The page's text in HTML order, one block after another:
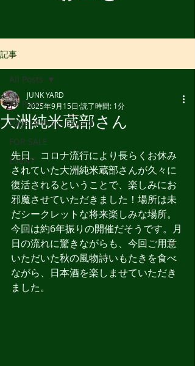
記事
All Posts
Days of the Junkyard
FOR SALE
EVENT
All Posts
大洲純米蔵部さん
JUNK YARD
2025年9月15日 読了時間: 1分
先日、コロナ流行により長らくお休み
されていた大洲純米蔵部さんが久々に
復活されるということで、楽しみにお
邪魔させていただきました！場所は未
だシークレットな将来楽しみな場所。
今回は約6年振りの開催だそうです。月
日の流れに驚きながらも、今回ご用意
いただいた秋の風物詩いもたきを食べ
ながら、日本酒を楽しませていただき
ました。